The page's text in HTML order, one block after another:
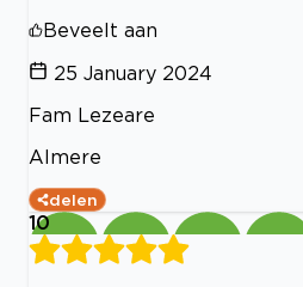
Beveelt aan
25 January 2024
Fam Lezeare
Almere
delen
10